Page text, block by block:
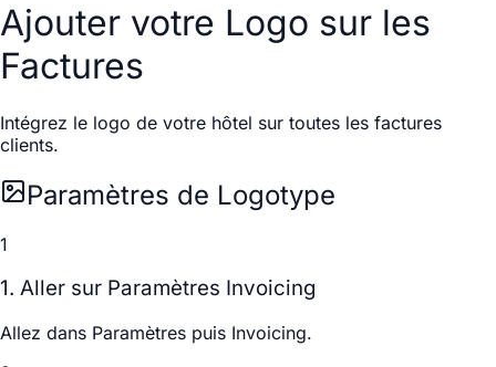
Ajouter votre Logo sur les
Factures
Intégrez le logo de votre hôtel sur toutes les factures
clients.
Paramètres de Logotype
1
1. Aller sur Paramètres Invoicing
Allez dans Paramètres puis Invoicing.